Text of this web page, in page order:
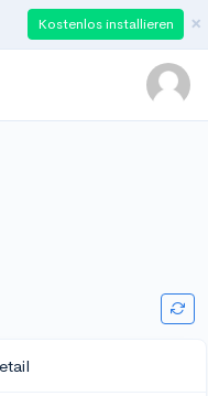
Kostenlos installieren ×